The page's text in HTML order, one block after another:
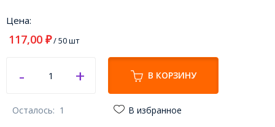
Цена:
117,00 ₽/ 50 шт
В КОРЗИНУ
Осталось: 1 В избранное